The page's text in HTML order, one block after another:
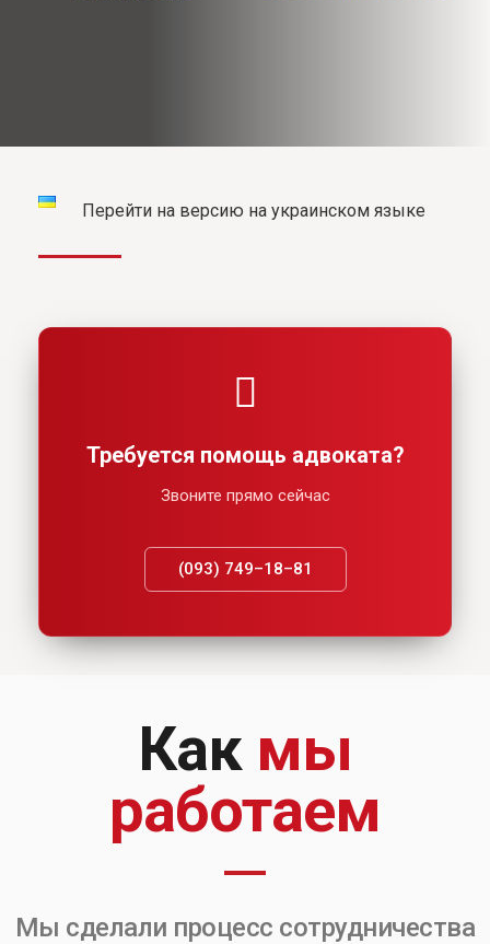
Перейти на версию на украинском языке
Как мы
работаем
Мы сделали процесс сотрудничества
Требуется помощь адвоката?
Звоните прямо сейчас
(093) 749–18–81